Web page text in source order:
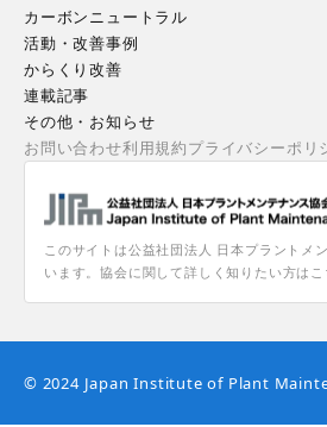
このサイトは公益社団法人 日本プラントメ
います。協会に関して詳しく知りたい方はこ
カーボンニュートラル
活動・改善事例
からくり改善
連載記事
その他・お知らせ
お問い合わせ利用規約プライバシーポリ
© 2024 Japan Institute of Plant